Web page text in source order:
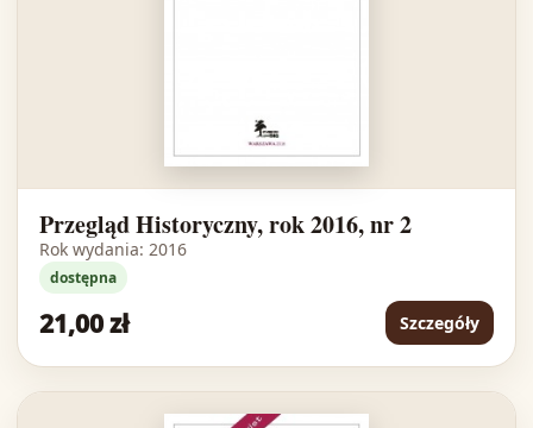
Przegląd Historyczny, rok 2016, nr 2
Rok wydania: 2016
dostępna
21,00 zł Szczegóły